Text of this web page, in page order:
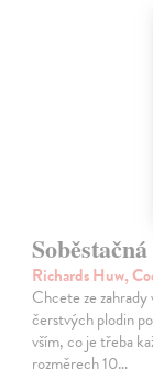
Richards Huw,
Chcete ze
čerstvých plodin
vším, co je třeba
rozměrech 10…